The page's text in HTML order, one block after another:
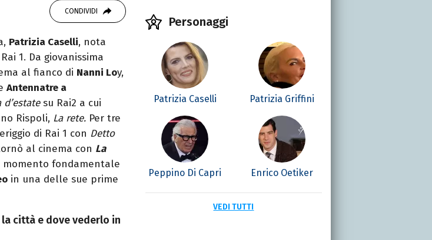
e film, cultore di
e musicista nel
CONDIVIDI
Patrizia Caselli, nota
1. Da giovanissima
al fianco di Nanni Loy,
Antennatre a
d’estatesu Rai2 a cui
Rispoli, La rete. Per tre
di Rai 1 con Detto
al cinema con La
momento fondamentale
in una delle sue prime
città e dove vederlo in
Personaggi
Patrizia Caselli Patrizia Griffini
Peppino Di Capri Enrico Oetiker
VEDI TUTTI